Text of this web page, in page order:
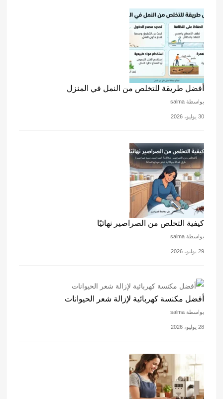
أفضل طريقة للتخلص من النمل في المنزل
بواسطة salma
30 يوليو، 2026
كيفية التخلص من الصراصير نهائيًا
بواسطة salma
29 يوليو، 2026
أفضل مكنسة كهربائية لإزالة شعر الحيوانات
بواسطة salma
28 يوليو، 2026